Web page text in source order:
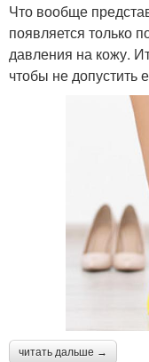
Что вообще
появляется только
давления на кожу.
чтобы не допустить
читать дальше →